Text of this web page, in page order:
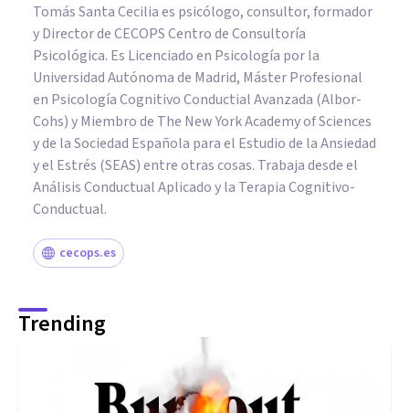
Tomás Santa Cecilia es psicólogo, consultor, formador
y Director de CECOPS Centro de Consultoría
Psicológica. Es Licenciado en Psicología por la
Universidad Autónoma de Madrid, Máster Profesional
en Psicología Cognitivo Conductial Avanzada (Albor-
Cohs) y Miembro de The New York Academy of Sciences
y de la Sociedad Española para el Estudio de la Ansiedad
y el Estrés (SEAS) entre otras cosas. Trabaja desde el
Análisis Conductual Aplicado y la Terapia Cognitivo-
Conductual.
cecops.es
Trending